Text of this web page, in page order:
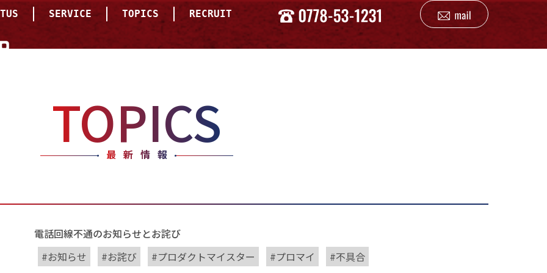
SERVICE TOPICS RECRUIT
TOPICS
最新情報
電話回線不通のお知らせとお詫び
お知らせ
お詫び プロダクトマイスター プロマイ 不具合